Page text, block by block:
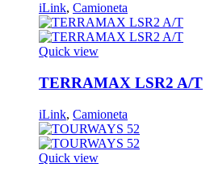
iLink, Camioneta
Quick view
TERRAMAX LSR2 A/T
iLink, Camioneta
Quick view